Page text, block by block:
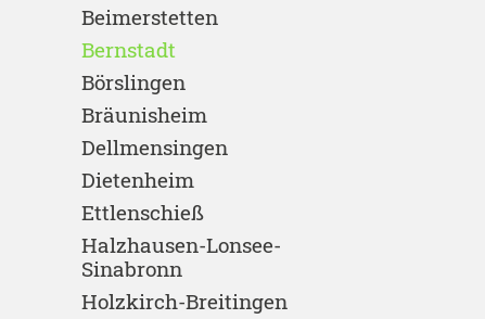
Beimerstetten
Bernstadt
Börslingen
Bräunisheim
Dellmensingen
Dietenheim
Ettlenschieß
Halzhausen-Lonsee-
Sinabronn
Holzkirch-Breitingen